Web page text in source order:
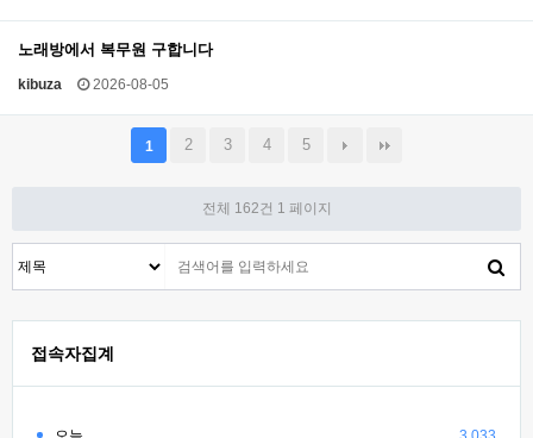
노래방에서 복무원 구합니다
kibuza 2026-08-05
1 2 3 4 5
전체 162건 1 페이지
접속자집계